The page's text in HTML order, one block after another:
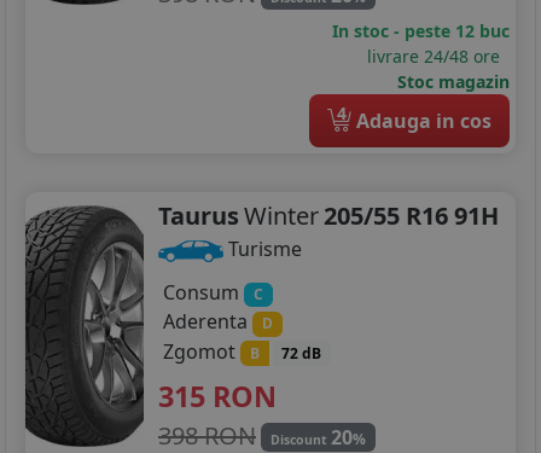
In stoc - peste 12 buc
livrare 24/48 ore
Stoc magazin
4 Adauga in cos
TaurusWinter205/55 R16 91H
Turisme
Consum
C
Aderenta D
Zgomot B 72 dB
315 RON
398 RON Discount 20%